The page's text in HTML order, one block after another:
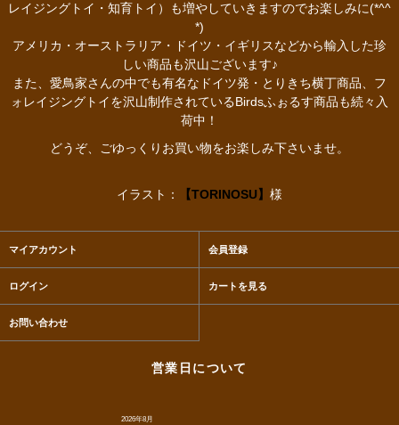
レイジングトイ・知育トイ）も増やしていきますのでお楽しみに(*^^
*)
アメリカ・オーストラリア・ドイツ・イギリスなどから輸入した珍
しい商品も沢山ございます♪
また、愛鳥家さんの中でも有名なドイツ発・とりきち横丁商品、フ
ォレイジングトイを沢山制作されているBirdsふぉるす商品も続々入
荷中！
どうぞ、ごゆっくりお買い物をお楽しみ下さいませ。
イラスト： 【TORINOSU】 様
マイアカウント 会員登録
ログイン カートを見る
お問い合わせ
営業日について
2026年8月